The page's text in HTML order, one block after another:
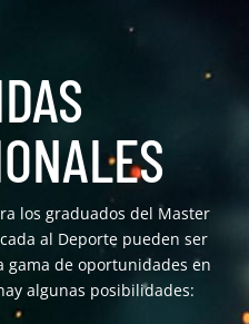
los graduados del Master
al Deporte pueden ser
de oportunidades en
algunas posibilidades: